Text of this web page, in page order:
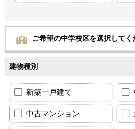
ご希望の中学校区を選択してく
建物種別
新築一戸建て
中古マンション